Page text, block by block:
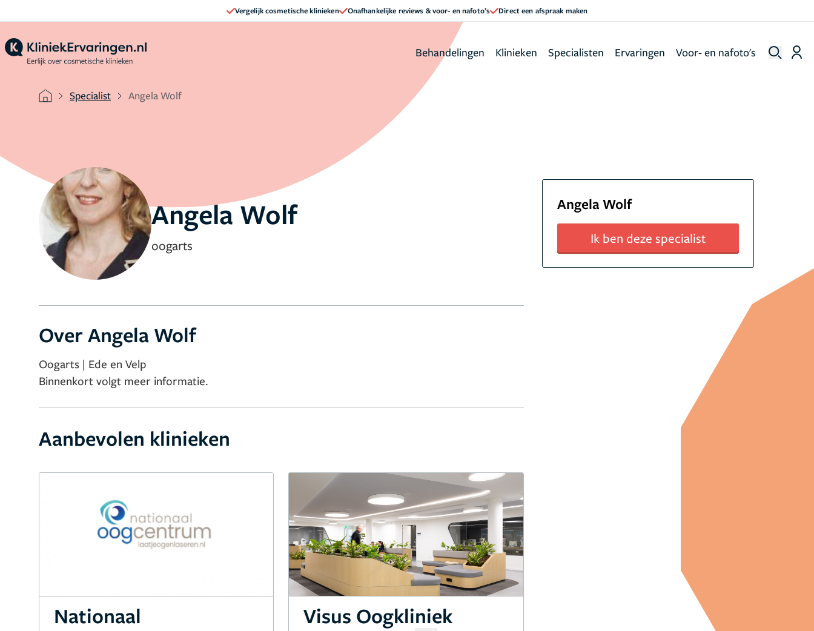
Vergelijk cosmetische klinieken Onafhankelijke reviews & voor- en nafoto’s Direct een afspraak maken
Behandelingen Klinieken Specialisten Ervaringen Voor- en nafoto's
Specialist Angela Wolf
Angela Wolf
oogarts
Angela Wolf
Ik ben deze specialist
Over Angela Wolf
Oogarts | Ede en Velp
Binnenkort volgt meer informatie.
Aanbevolen klinieken
Nationaal
Visus Oogkliniek